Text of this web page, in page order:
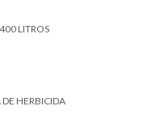
LITROS
DE HERBICIDA